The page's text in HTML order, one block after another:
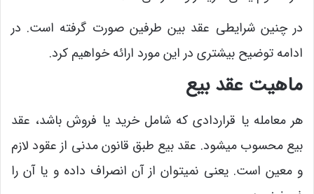
در چنین شرایطی عقد بین طرفین صورت گرفته است. در
ادامه توضیح بیشتری در این مورد ارائه خواهیم کرد.
ماهیت عقد بیع
هر معامله یا قراردادی که شامل خرید یا فروش باشد، عقد
بیع محسوب میشود. عقد بیع طبق قانون مدنی از عقود لازم
و معین است. یعنی نمیتوان از آن انصراف داده و یا آن را